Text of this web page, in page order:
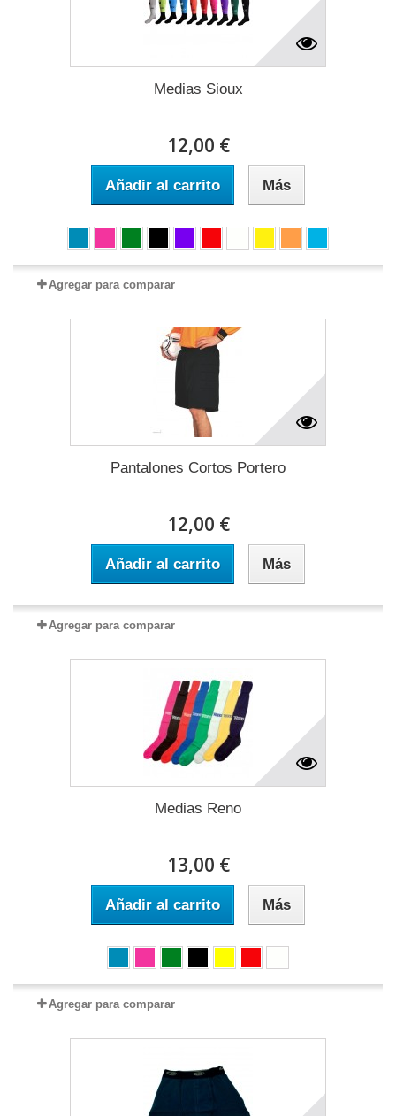
Medias Sioux
12,00 €
Añadir al carrito Más
Agregar para comparar
Pantalones Cortos Portero
12,00 €
Añadir al carrito Más
Agregar para comparar
Medias Reno
13,00 €
Añadir al carrito Más
Agregar para comparar